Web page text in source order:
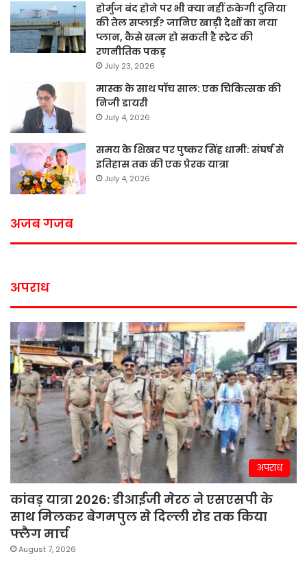
होर्मुज बंद होने पर भी क्या नहीं रुकेगी दुनिया
की तेल सप्लाई? जानिए खाड़ी देशों का नया
प्लान, कैसे खत्म हो सकती है स्ट्रेट की
रणनीतिक पकड़
July 23, 2026
मास्क के साथ पॉच साल: एक चिकित्सक की
निजी डायरी
July 4, 2026
समय के शिखर पर पुष्कर सिंह धामी: संघर्ष से
इतिहास तक की एक प्रेरक यात्रा
July 4, 2026
अजब गजब
अपराध
अपराध
कांवड़ यात्रा 2026: डीआईजी मेरठ ने एसएसपी के
साथ मिलकर बेगमपुल से दिल्ली रोड तक किया
फ्लैग मार्च
August 7, 2026